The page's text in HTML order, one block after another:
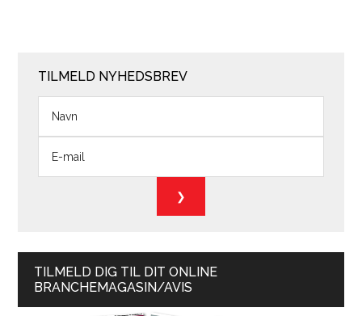
TILMELD NYHEDSBREV
TILMELD DIG TIL DIT ONLINE
BRANCHEMAGASIN/AVIS